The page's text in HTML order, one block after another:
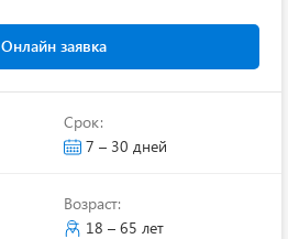
Онлайн заявка
Срок:
7 – 30 дней
Возраст:
18 – 65 лет